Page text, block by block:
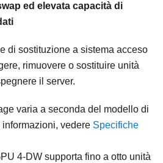
ed elevata capacità di
di sostituzione a sistema acceso
rimuovere o sostituire unità
il server.
varia a seconda del modello di
vedere Specifiche
4-DW supporta fino a otto unità